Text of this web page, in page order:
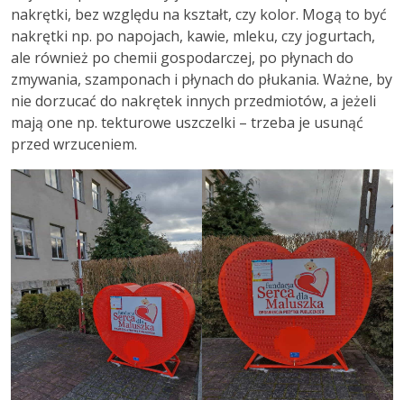
nakrętki, bez względu na kształt, czy kolor. Mogą to być
nakrętki np. po napojach, kawie, mleku, czy jogurtach,
ale również po chemii gospodarczej, po płynach do
zmywania, szamponach i płynach do płukania. Ważne, by
nie dorzucać do nakrętek innych przedmiotów, a jeżeli
mają one np. tekturowe uszczelki – trzeba je usunąć
przed wrzuceniem.